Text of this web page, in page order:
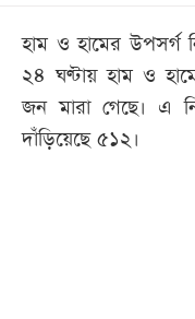
সব
বিভাগ
ছবি
হাম ও হামের উপসর্গ
২৪ ঘণ্টায় হাম ও
জন মারা গেছে। এ
দাঁড়িয়েছে ৫১২।